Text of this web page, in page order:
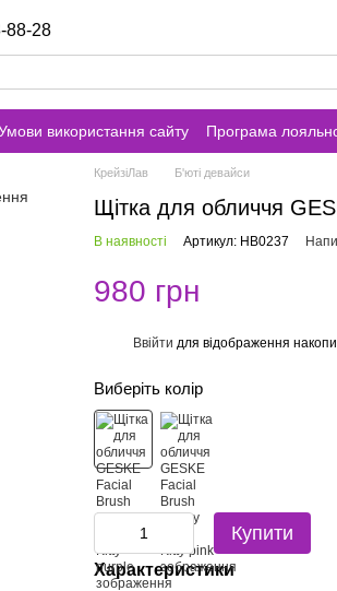
88-28
використання сайту Програма
КрейзіЛав Б'юті девайси
Щітка для обличчя
В наявності Артикул: HB0237
980 грн
Ввійти для відображення
Виберіть колір
Купити
Характеристики